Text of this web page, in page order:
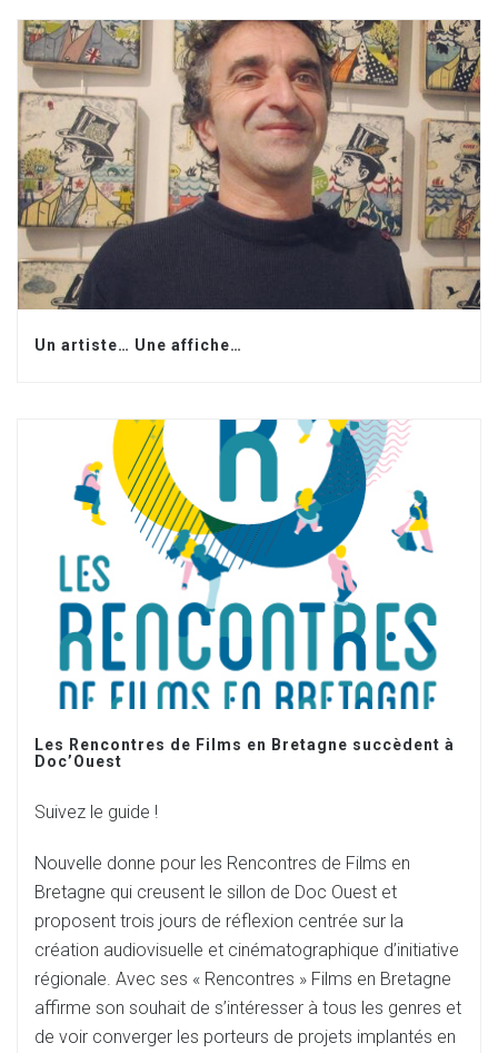
Un artiste… Une affiche…
Les Rencontres de Films en Bretagne succèdent à
Doc’Ouest
Suivez le guide !
Nouvelle donne pour les Rencontres de Films en
Bretagne qui creusent le sillon de Doc Ouest et
proposent trois jours de réflexion centrée sur la
création audiovisuelle et cinématographique d’initiative
régionale. Avec ses « Rencontres » Films en Bretagne
affirme son souhait de s’intéresser à tous les genres et
de voir converger les porteurs de projets implantés en